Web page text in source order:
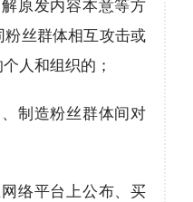
原发内容本意等方
丝群体相互攻击或
人和组织的；
制造粉丝群体间对
络平台上公布、买